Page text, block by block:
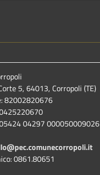
5, 64013, Corropoli (TE)
82002820676
04297 000050009026
0861.80651